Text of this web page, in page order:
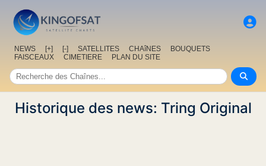
NEWS [+] [-] SATELLITES CHAîNES
BOUQUETS
FAISCEAUX
CIMETIERE PLAN DU SITE
Historique des news: Tring Original